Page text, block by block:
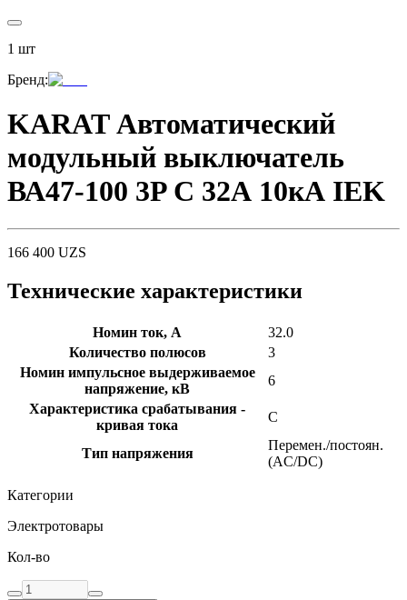
1 шт
Бренд:
KARAT Автоматический
модульный выключатель
ВА47-100 3P C 32А 10кА IEK
166 400 UZS
Технические характеристики
Номин ток, А
32.0
Количество полюсов
3
Номин импульсное выдерживаемое
напряжение, кВ
6
Характеристика срабатывания -
кривая тока
C
Тип напряжения
Перемен./постоян.
(AC/DC)
Категории
Электротовары
Кол-во